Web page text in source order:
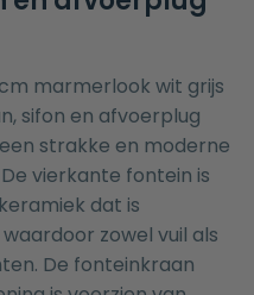
marmerlook wit grijs
sifon en afvoerplug
strakke en moderne
vierkante fontein is
dat is
zowel vuil als
De fonteinkraan